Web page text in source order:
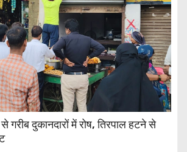
गरीब दुकानदारों में रोष, तिरपाल हटने से